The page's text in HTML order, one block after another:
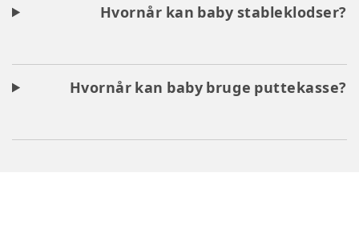
Hvornår kan baby stableklodser?
Hvornår kan baby bruge puttekasse?